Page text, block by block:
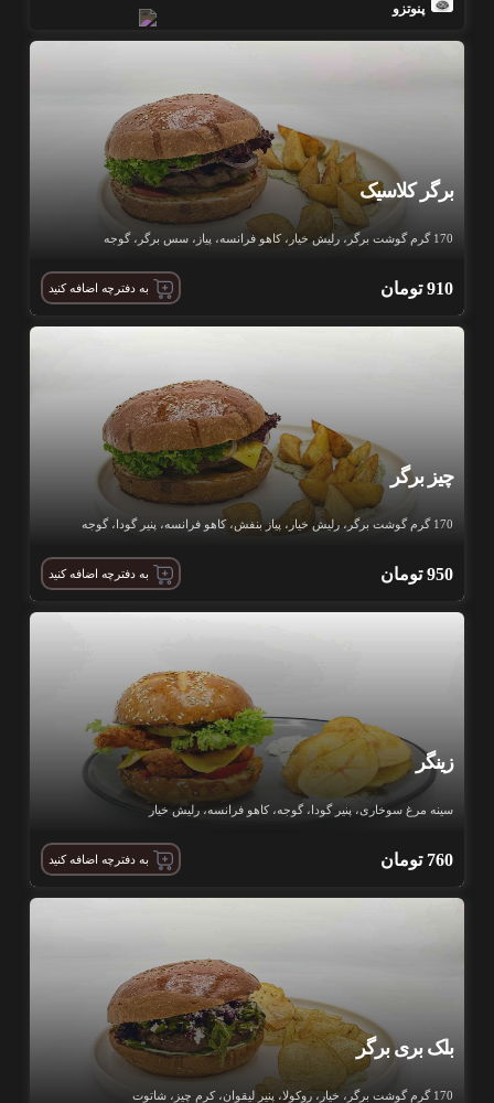
پنوتزو
برگر کلاسیک
170 گرم گوشت برگر، رلیش خیار، کاهو فرانسه، پیاز، سس برگر، گوجه
910 تومان به دفترچه اضافه کنید
چیز برگر
170 گرم گوشت برگر، رلیش خیار، پیاز بنفش، کاهو فرانسه، پنیر گودا، گوجه
950 تومان به دفترچه اضافه کنید
زینگر
سینه مرغ سوخاری، پنیر گودا، گوجه، کاهو فرانسه، رلیش خیار
760 تومان به دفترچه اضافه کنید
بلک بری برگر
170 گرم گوشت برگر، خیار، روکولا، پنیر لیقوان، کرم چیز، شاتوت